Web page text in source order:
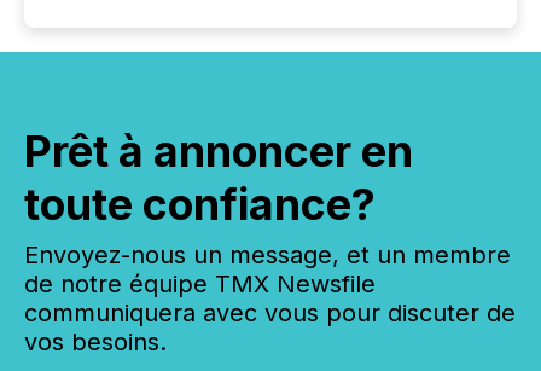
Prêt à annoncer en
toute confiance?
Envoyez-nous un message, et un membre
de notre équipe TMX Newsfile
communiquera avec vous pour discuter de
vos besoins.